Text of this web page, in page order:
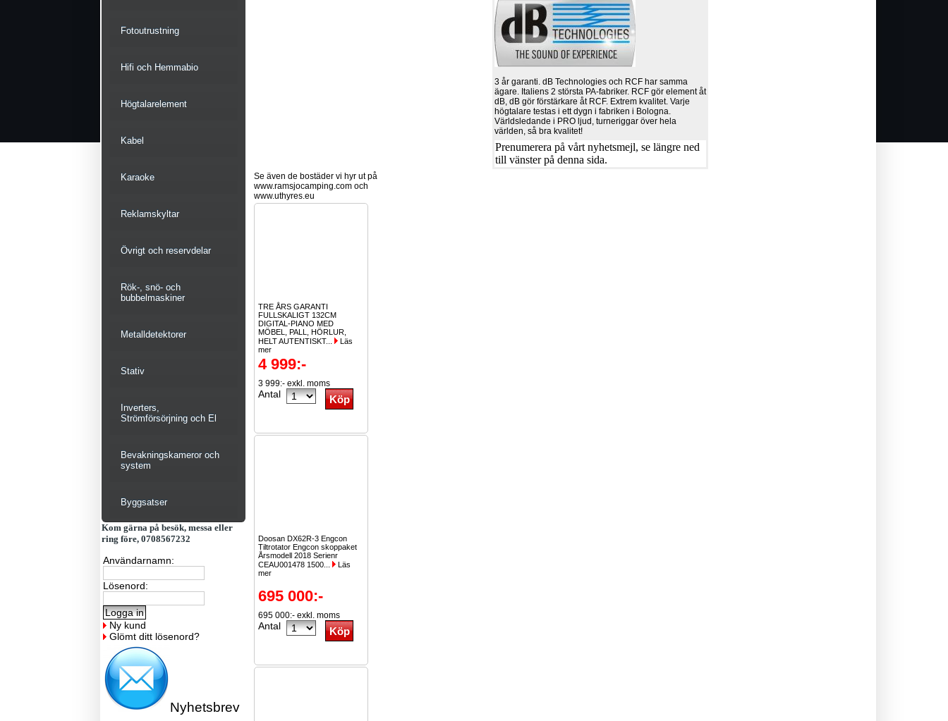
Fotoutrustning
Hifi och Hemmabio
Högtalarelement
Kabel
Karaoke
Reklamskyltar
Övrigt och reservdelar
Rök-, snö- och
bubbelmaskiner
Metalldetektorer
Stativ
Inverters,
Strömförsörjning och El
Bevakningskameror och
system
Byggsatser
Kom gärna på besök, messa eller
ring före, 0708567232
Användarnamn:
Lösenord:
Ny kund
Glömt ditt lösenord?
Nyhetsbrev
3 år garanti. dB Technologies och RCF har samma
ägare. Italiens 2 största PA-fabriker. RCF gör element åt
dB, dB gör förstärkare åt RCF. Extrem kvalitet. Varje
högtalare testas i ett dygn i fabriken i Bologna.
Världsledande i PRO ljud, turneriggar över hela
världen, så bra kvalitet!
Prenumerera på vårt nyhetsmejl, se längre ned
till vänster på denna sida.
Se även de bostäder vi hyr ut på
www.ramsjocamping.com och
www.uthyres.eu
TRE ÅRS GARANTI
FULLSKALIGT 132CM
DIGITAL-PIANO MED
MÖBEL, PALL, HÖRLUR,
HELT AUTENTISKT...
Läs
mer
4 999:-
3 999:- exkl. moms
Antal
Doosan DX62R-3 Engcon
Tiltrotator Engcon skoppaket
Årsmodell 2018 Serienr
CEAU001478 1500...
Läs
mer
695 000:-
695 000:- exkl. moms
Antal